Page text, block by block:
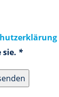
sie. *